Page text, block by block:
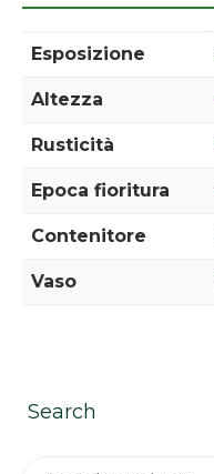
Esposizione
Altezza
Rusticità
Epoca fioritura
Contenitore
Vaso
Search